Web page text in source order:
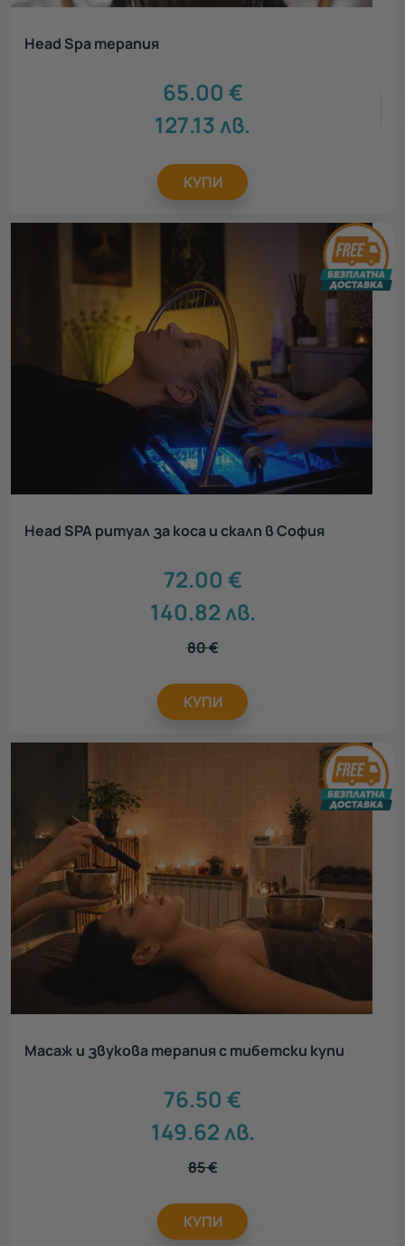
Head Spa терапия
65.00 €
127.13лв.
КУПИ
Head SPA ритуал за коса и скалп в София
72.00 €
140.82лв.
80€
КУПИ
Масаж и звукова терапия с тибетски купи
76.50 €
149.62лв.
85€
КУПИ